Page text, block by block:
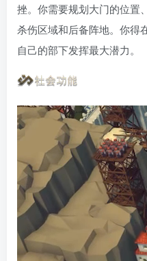
挫。你需要规划大门的位置
杀伤区域和后备阵地。你得
自己的部下发挥最大潜力。